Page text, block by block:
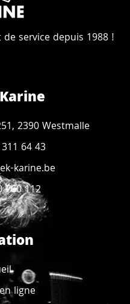
service depuis 1988 !
2390 Westmalle
64 43
karine.be
760 112
ligne